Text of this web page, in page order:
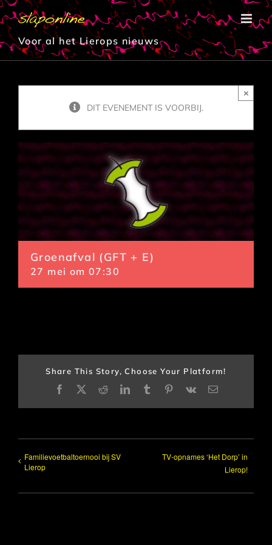
Ga
naar
inhoud
Voor al het Lierops nieuws
DIT EVENEMENT IS VOORBIJ.
×
Groenafval (GFT + E)
27 mei om 07:30
Share This Story, Choose Your Platform!
Facebook
X RedditLinkedInTumblrPinterest
Vk
E-
Familievoetbaltoernooi bij SV
Lierop
TV-opnames ‘Het Dorp’ in
Lierop!